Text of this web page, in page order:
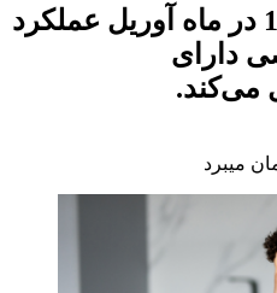
به‌روزرسانی ویندوز 11 در ماه آوریل عملکرد
دارای